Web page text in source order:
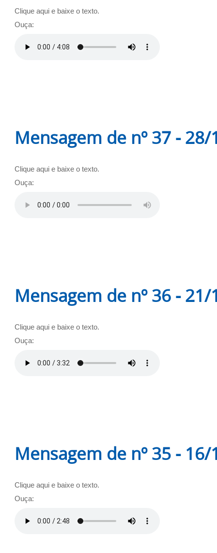
Clique aqui e baixe o texto.
Ouça:
Mensagem de nº 37 -
Clique aqui e baixe o texto.
Ouça:
Mensagem de nº 36 -
Clique aqui e baixe o texto.
Ouça:
Mensagem de nº 35 -
Clique aqui e baixe o texto.
Ouça: